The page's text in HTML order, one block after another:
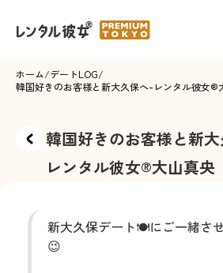
ホーム/デートLOG/
韓国好きのお客様と新大久保へ-レンタル彼女®
韓国好きのお客様と新
レンタル彼女®大山真央
新大久保デート🍽️にご一緒さ
😉